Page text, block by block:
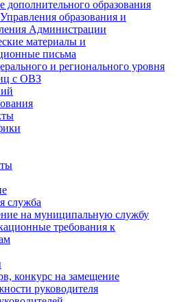
дополнительного образования
образования и
Администрации
материалы и
письма
и регионального уровня
с ОВЗ
служба
на муниципальную службу
требования к
конкурс на замещение
руководителя